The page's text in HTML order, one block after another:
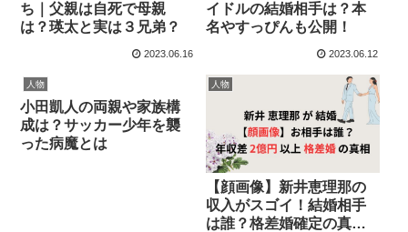
ち｜父親は自死で母親
は？瑛太と実は３兄弟？
2023.06.16
イドルの結婚相手は？本
名やすっぴんも公開！
2023.06.12
人物
小田凱人の両親や家族構
成は？サッカー少年を襲
った病魔とは
人物
【顔画像】新井恵理那の
収入がスゴイ！結婚相手
は誰？格差婚確定の真相